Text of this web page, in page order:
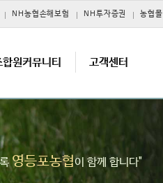
NH농협손해보험 NH투자증권 농협몰
합원커뮤니티 고객센터
영등포농협이 함께 합니다"